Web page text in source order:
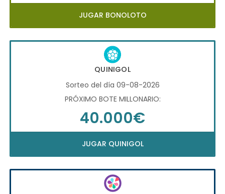
JUGAR BONOLOTO
QUINIGOL
Sorteo del día 09-08-2026
PRÓXIMO BOTE MILLONARIO:
40.000€
JUGAR QUINIGOL